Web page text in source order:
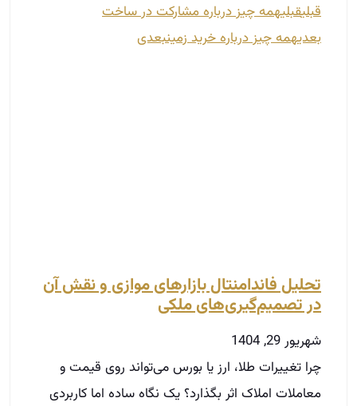
قبلیقبلیهمه چیز درباره مشارکت در ساخت
بعدیهمه چیز درباره خرید زمینبعدی
تحلیل فاندامنتال بازارهای موازی و نقش آن
در تصمیم‌گیری‌های ملکی
شهریور 29, 1404
چرا تغییرات طلا، ارز یا بورس می‌تواند روی قیمت و
معاملات املاک اثر بگذارد؟ یک نگاه ساده اما کاربردی